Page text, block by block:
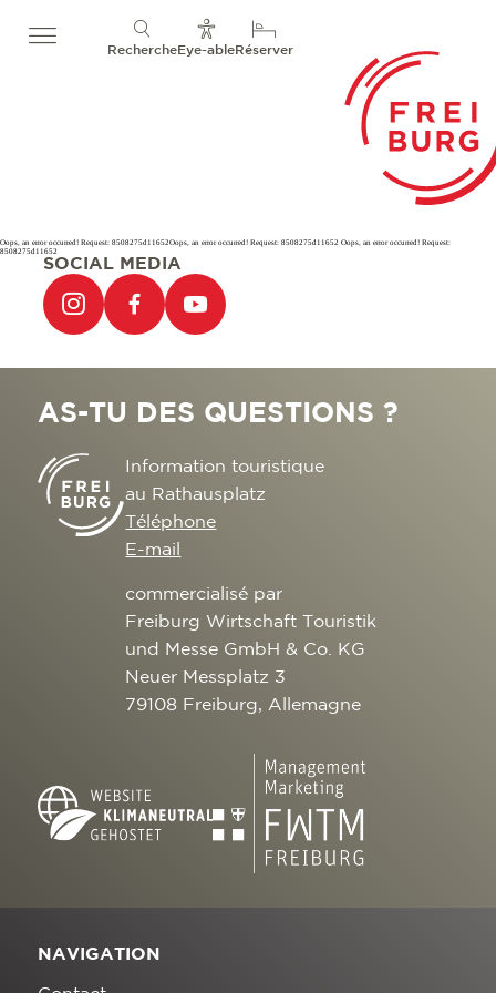
RechercheEye-ableRéserver
Oops, an error occurred! Request: 8508275d11652Oops, an error occurred! Request: 8508275d11652 Oops, an error occurred! Request:
8508275d11652
SOCIAL MEDIA
AS-TU DES QUESTIONS ?
Information touristique
au Rathausplatz
Téléphone
E-mail
commercialisé par
Freiburg Wirtschaft Touristik
und Messe GmbH & Co. KG
Neuer Messplatz 3
79108 Freiburg, Allemagne
NAVIGATION